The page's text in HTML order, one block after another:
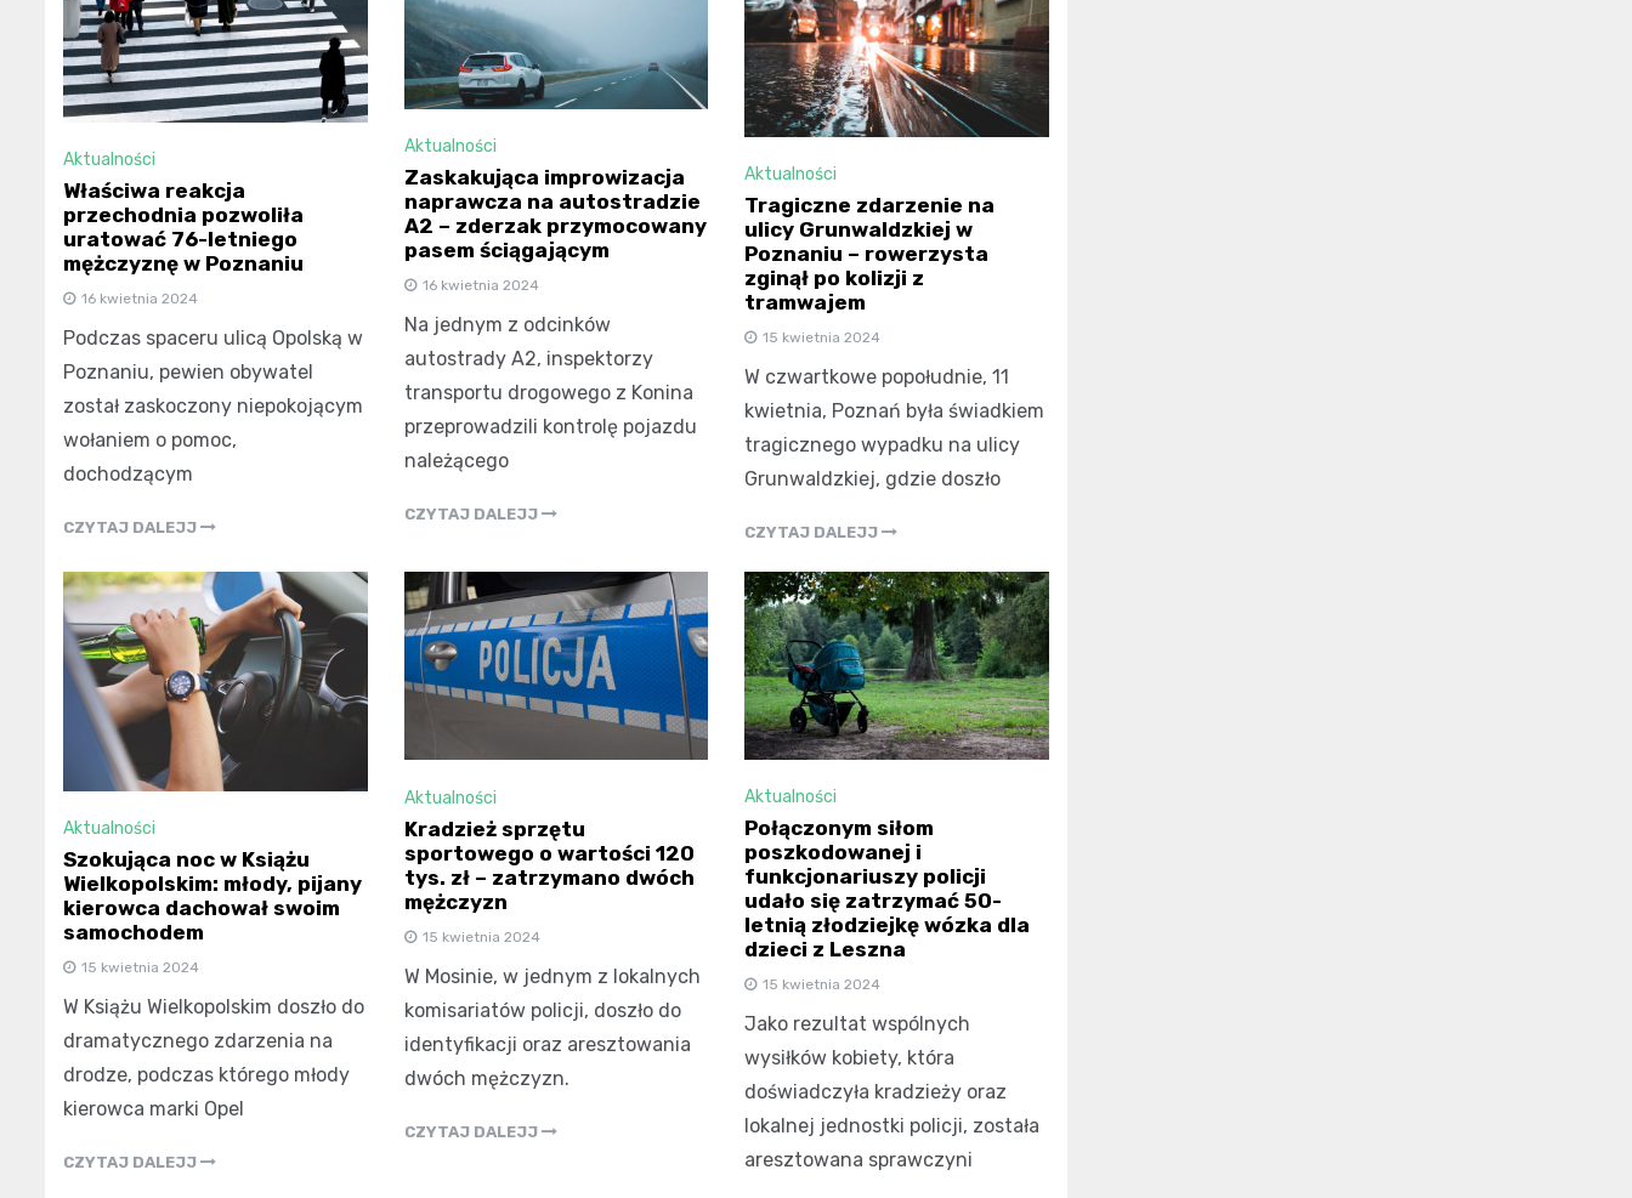
Aktualności
Właściwa reakcja
przechodnia pozwoliła
uratować 76-letniego
mężczyznę w Poznaniu
16 kwietnia 2024
Podczas spaceru ulicą Opolską w
Poznaniu, pewien obywatel
został zaskoczony niepokojącym
wołaniem o pomoc,
dochodzącym
CZYTAJ DALEJJ
Aktualności
Zaskakująca improwizacja
naprawcza na autostradzie
A2 – zderzak przymocowany
pasem ściągającym
16 kwietnia 2024
Na jednym z odcinków
autostrady A2, inspektorzy
transportu drogowego z Konina
przeprowadzili kontrolę pojazdu
należącego
CZYTAJ DALEJJ
Aktualności
Tragiczne zdarzenie na
ulicy Grunwaldzkiej w
Poznaniu – rowerzysta
zginął po kolizji z
tramwajem
15 kwietnia 2024
W czwartkowe popołudnie, 11
kwietnia, Poznań była świadkiem
tragicznego wypadku na ulicy
Grunwaldzkiej, gdzie doszło
CZYTAJ DALEJJ
Aktualności
Szokująca noc w Książu
Wielkopolskim: młody, pijany
kierowca dachował swoim
samochodem
15 kwietnia 2024
W Książu Wielkopolskim doszło do
dramatycznego zdarzenia na
drodze, podczas którego młody
kierowca marki Opel
CZYTAJ DALEJJ
Aktualności
Kradzież sprzętu
sportowego o wartości 120
tys. zł – zatrzymano dwóch
mężczyzn
15 kwietnia 2024
W Mosinie, w jednym z lokalnych
komisariatów policji, doszło do
identyfikacji oraz aresztowania
dwóch mężczyzn.
CZYTAJ DALEJJ
Aktualności
Połączonym siłom
poszkodowanej i
funkcjonariuszy policji
udało się zatrzymać 50-
letnią złodziejkę wózka dla
dzieci z Leszna
15 kwietnia 2024
Jako rezultat wspólnych
wysiłków kobiety, która
doświadczyła kradzieży oraz
lokalnej jednostki policji, została
aresztowana sprawczyni